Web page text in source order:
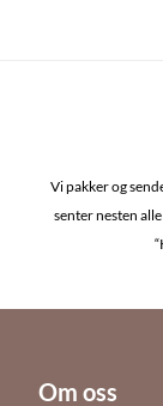
Vi pakker og
senter nesten
Om oss